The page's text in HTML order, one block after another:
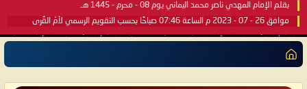
بقلم الإمام المهدي ناصر محمد اليماني يوم 08 - محرم - 1445 هـ
موافق 26 - 07 - 2023 م الساعة 07:46 صباحًا بحسب التقويم الرسمي لأمّ القُرى